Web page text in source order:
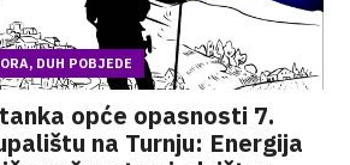
DUH POBJEDE
opće opasnosti 7.
na Turnju: Energija